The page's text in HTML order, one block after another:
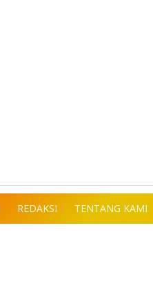
REDAKSI TENTANG KAMI